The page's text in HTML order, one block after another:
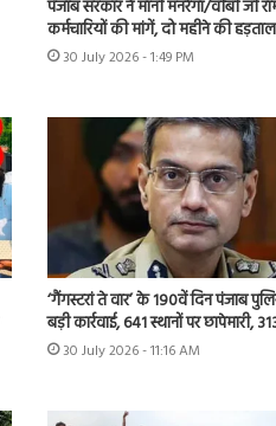
पंजाब सरकार ने मानी मनरेगा/वीबी जी
कर्मचारियों की मांगें, दो महीने की
30 July 2026 - 1:49 PM
‘गैंगस्टरां ते वार’ के 190वें दिन पंजाब
बड़ी कार्रवाई, 641 स्थानों पर छापेमारी,
30 July 2026 - 11:16 AM